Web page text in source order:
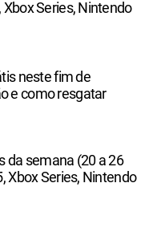
Series, Nintendo
neste fim de
e como resgatar
da semana (20 a 26
Xbox Series, Nintendo